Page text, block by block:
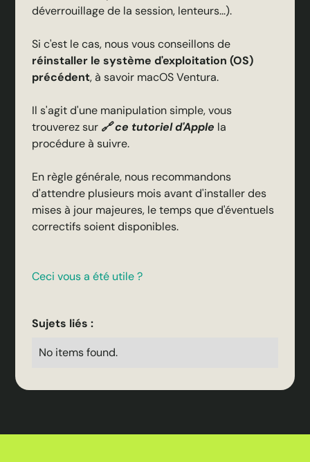
déverrouillage de la session, lenteurs...).
Si c'est le cas, nous vous conseillons de
réinstaller le système d'exploitation (OS)
précédent, à savoir macOS Ventura.
Il s'agit d'une manipulation simple, vous
trouverez sur 🔗 ce tutoriel d'Apple la
procédure à suivre.
En règle générale, nous recommandons
d'attendre plusieurs mois avant d'installer des
mises à jour majeures, le temps que d'éventuels
correctifs soient disponibles.
Ceci vous a été utile ?
Sujets liés :
No items found.